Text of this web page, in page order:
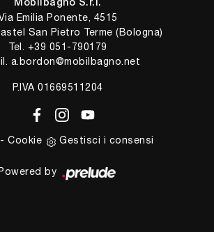
Mobilbagno S.r.l.
Emilia Ponente, 4515
San Pietro Terme (Bologna)
Tel. +39 051-790179
a.bordon@mobilbagno.net
P.IVA 01669511204
-Cookie Gestisci i consensi
Powered by